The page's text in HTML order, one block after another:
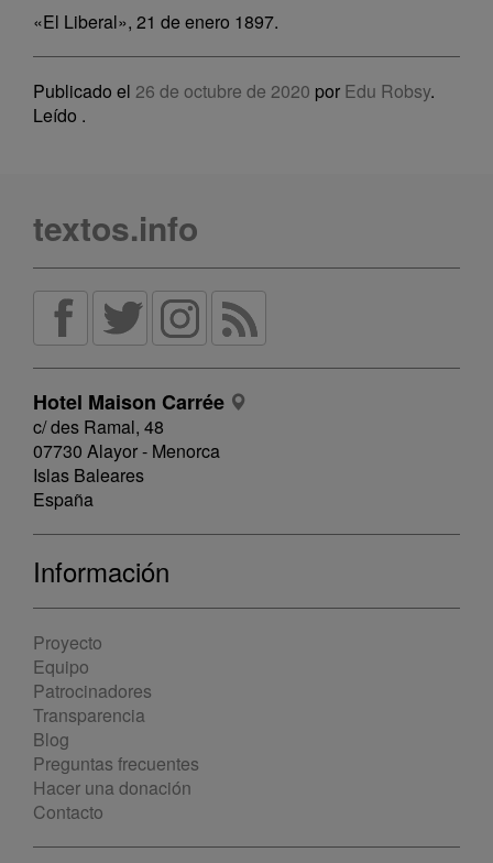
«El Liberal», 21 de enero 1897.
Publicado el 26 de octubre de 2020 por Edu Robsy.
Leído .
textos.info
Hotel Maison Carrée
c/ des Ramal, 48
07730 Alayor - Menorca
Islas Baleares
España
Información
Proyecto
Equipo
Patrocinadores
Transparencia
Blog
Preguntas frecuentes
Hacer una donación
Contacto